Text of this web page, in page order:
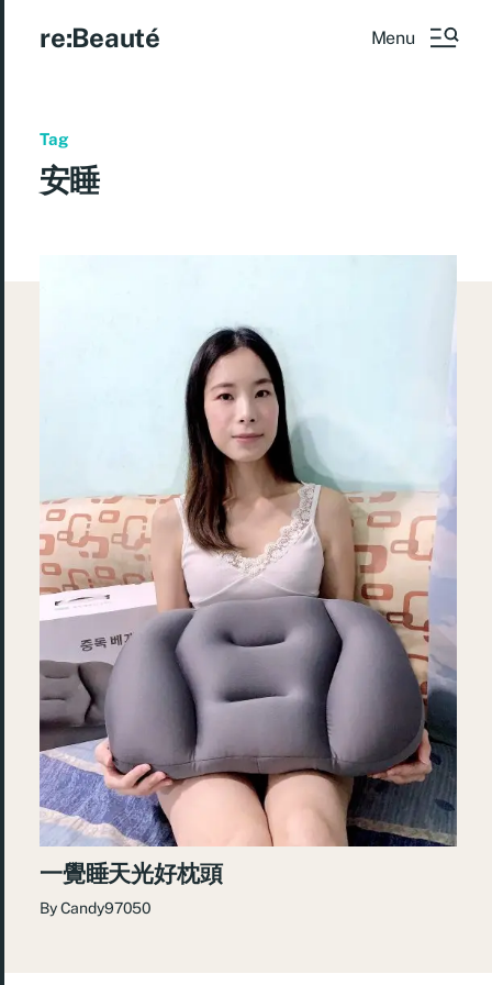
re:Beauté Menu
Tag
安睡
一覺睡天光好枕頭
ByCandy97050